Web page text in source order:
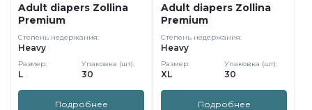
Adult diapers Zollina
Premium
Степень недержания:
Heavy
Размер:
L
Упаковка (шт):
30
Подробнее
Adult diapers Zollina
Premium
Степень недержания:
Heavy
Размер:
XL
Упаковка (шт):
30
Подробнее